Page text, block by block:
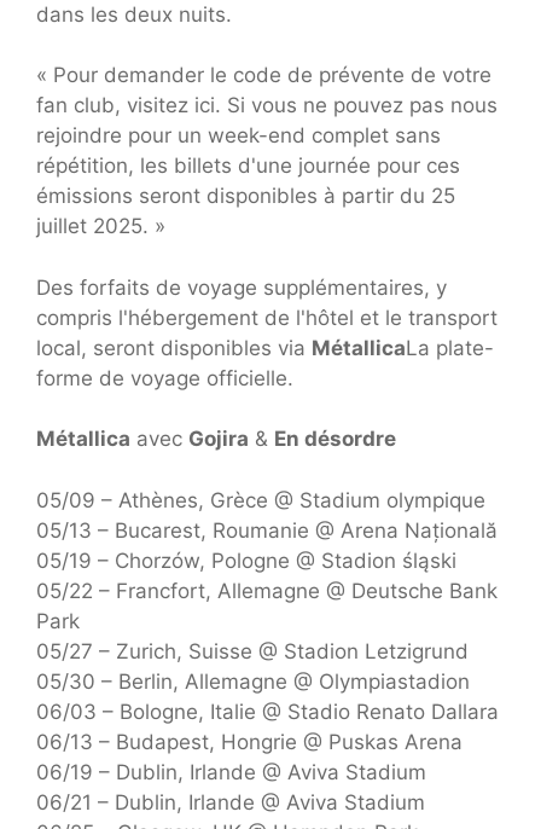
dans les deux nuits.
« Pour demander le code de prévente de votre
fan club, visitez ici. Si vous ne pouvez pas nous
rejoindre pour un week-end complet sans
répétition, les billets d'une journée pour ces
émissions seront disponibles à partir du 25
juillet 2025. »
Des forfaits de voyage supplémentaires, y
compris l'hébergement de l'hôtel et le transport
local, seront disponibles via MétallicaLa plate-
forme de voyage officielle.
Métallica avec Gojira & En désordre
05/09 – Athènes, Grèce @ Stadium olympique
05/13 – Bucarest, Roumanie @ Arena Națională
05/19 – Chorzów, Pologne @ Stadion śląski
05/22 – Francfort, Allemagne @ Deutsche Bank
Park
05/27 – Zurich, Suisse @ Stadion Letzigrund
05/30 – Berlin, Allemagne @ Olympiastadion
06/03 – Bologne, Italie @ Stadio Renato Dallara
06/13 – Budapest, Hongrie @ Puskas Arena
06/19 – Dublin, Irlande @ Aviva Stadium
06/21 – Dublin, Irlande @ Aviva Stadium